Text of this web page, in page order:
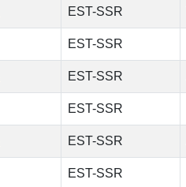
EST-SSR
EST-SSR
EST-SSR
EST-SSR
EST-SSR
EST-SSR